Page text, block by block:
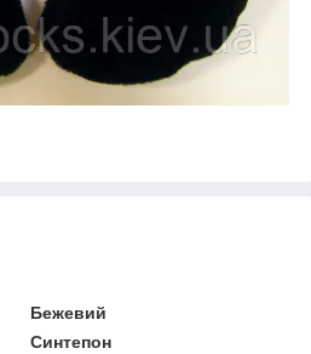
Бежевий
Синтепон